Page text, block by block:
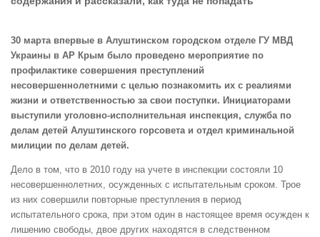
30 марта впервые в Алуштинском городском отделе ГУ МВД
Украины в АР Крым было проведено мероприятие по
профилактике совершения преступлений
несовершеннолетними с целью познакомить их с реалиями
жизни и ответственностью за свои поступки. Инициаторами
выступили уголовно-исполнительная инспекция, служба по
делам детей Алуштинского горсовета и отдел криминальной
милиции по делам детей.
Дело в том, что в 2010 году на учете в инспекции состояли 10
несовершеннолетних, осужденных с испытательным сроком. Трое
из них совершили повторные преступления в период
испытательного срока, при этом один в настоящее время осужден к
лишению свободы, двое других находятся в следственном